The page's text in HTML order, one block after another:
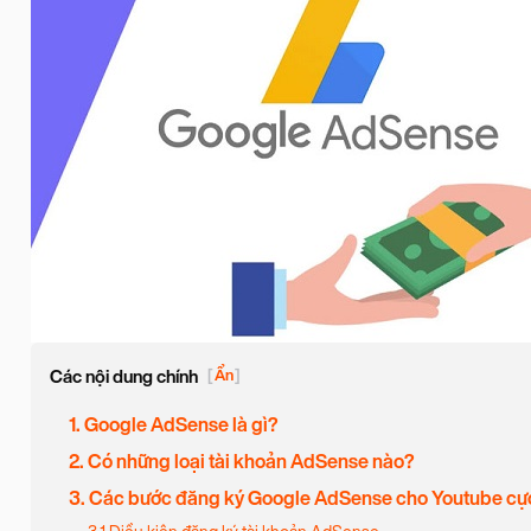
Các nội dung chính [Ẩn]
1. Google AdSense là gì?
2. Có những loại tài khoản AdSense nào?
3. Các bước đăng ký Google AdSense cho Youtube